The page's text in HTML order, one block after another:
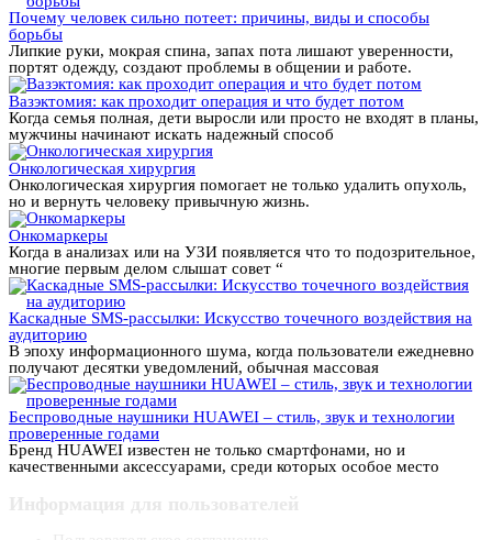
Почему человек сильно потеет: причины, виды и способы
борьбы
Липкие руки, мокрая спина, запах пота лишают уверенности,
портят одежду, создают проблемы в общении и работе.
Вазэктомия: как проходит операция и что будет потом
Когда семья полная, дети выросли или просто не входят в планы,
мужчины начинают искать надежный способ
Онкологическая хирургия
Онкологическая хирургия помогает не только удалить опухоль,
но и вернуть человеку привычную жизнь.
Онкомаркеры
Когда в анализах или на УЗИ появляется что то подозрительное,
многие первым делом слышат совет “
Каскадные SMS-рассылки: Искусство точечного воздействия на
аудиторию
В эпоху информационного шума, когда пользователи ежедневно
получают десятки уведомлений, обычная массовая
Беспроводные наушники HUAWEI – стиль, звук и технологии
проверенные годами
Бренд HUAWEI известен не только смартфонами, но и
качественными аксессуарами, среди которых особое место